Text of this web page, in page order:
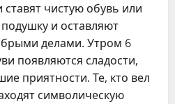
чистую обувь или
и оставляют
делами. Утром 6
появляются сладости,
приятности. Те, кто вел
символическую